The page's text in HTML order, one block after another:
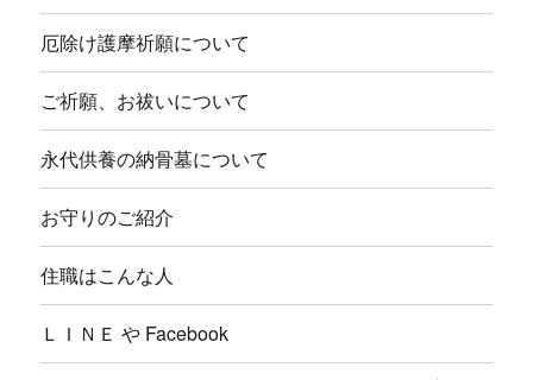
厄除け護摩祈願について
ご祈願、お祓いについて
永代供養の納骨墓について
お守りのご紹介
住職はこんな人
ＬＩＮＥ や Facebook